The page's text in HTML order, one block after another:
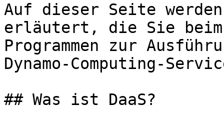
Auf dieser Seite
erläutert, die Sie beim
Programmen zur
Dynamo-Computing-
## Was ist DaaS?